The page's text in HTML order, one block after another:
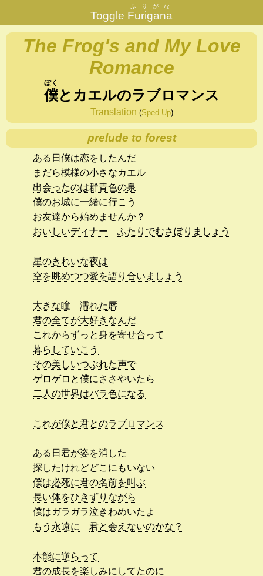
The Frog's and My Love
Romance
僕
ぼく
と カエルのラブロマンス
Translation (Sped Up)
Toggle Furigana
ふりがな
prelude to forest
ある日僕は恋をしたんだ
まだら模様の小さなカエル
出会ったのは群青色の泉
僕のお城に一緒に行こう
お友達から始めませんか？
おいしいディナー
ふたりでむさぼりましょう
星のきれいな夜は
空を眺めつつ愛を語り合いましょう
大きな瞳
濡れた唇
君の全てが大好きなんだ
これからずっと身を寄せ合って
暮らしていこう
その美しいつぶれた声で
ゲロゲロと僕にささやいたら
二人の世界はバラ色になる
これが僕と君とのラブロマンス
ある日君が姿を消した
探したけれどどこにもいない
僕は必死に君の名前を叫ぶ
長い体をひきずりながら
僕はガラガラ泣きわめいたよ
もう永遠に
君と会えないのかな？
本能に逆らって
君の成長を楽しみにしてたのに